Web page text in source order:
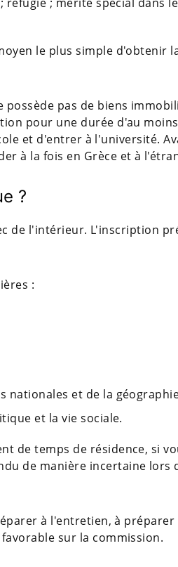
le plus simple d'obtenir
pas de biens
pour une durée d'au
et d'entrer à l'université.
à la fois en Grèce et à
?
de l'intérieur. L'inscription
:
nationales et de la
et la vie sociale.
de temps de résidence, si
de manière incertaine lors
à l'entretien, à préparer
sur la commission.